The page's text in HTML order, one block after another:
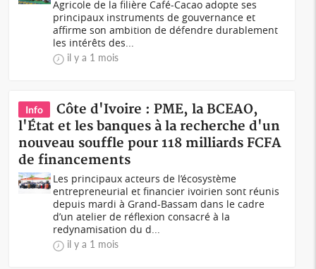
Agricole de la filière Café-Cacao adopte ses
principaux instruments de gouvernance et
affirme son ambition de défendre durablement
les intérêts des...
il y a 1 mois
Info
Côte d'Ivoire : PME, la BCEAO,
l'État et les banques à la recherche d'un
nouveau souffle pour 118 milliards FCFA
de financements
Les principaux acteurs de l’écosystème
entrepreneurial et financier ivoirien sont réunis
depuis mardi à Grand-Bassam dans le cadre
d’un atelier de réflexion consacré à la
redynamisation du d...
il y a 1 mois